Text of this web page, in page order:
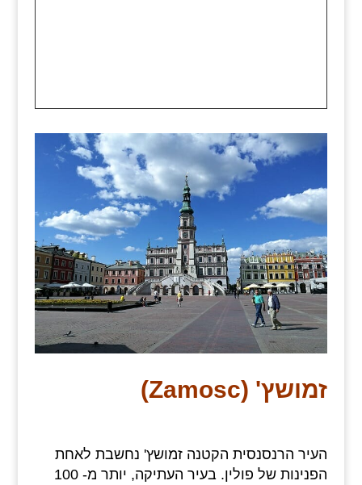
זמושץ' (Zamosc)
העיר הרנסנסית הקטנה זמושץ' נחשבת לאחת
הפנינות של פולין. בעיר העתיקה, יותר מ- 100